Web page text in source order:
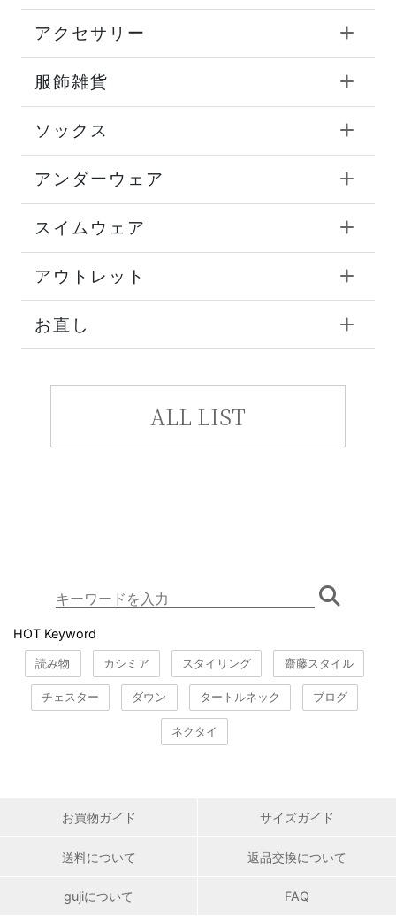
アクセサリー
服飾雑貨
ソックス
アンダーウェア
スイムウェア
アウトレット
お直し
ALL LIST
HOT Keyword
読み物 カシミア スタイリング 齋藤スタイル
チェスター ダウン タートルネック ブログ
ネクタイ
お買物ガイド サイズガイド
送料について 返品交換について
gujiについて FAQ